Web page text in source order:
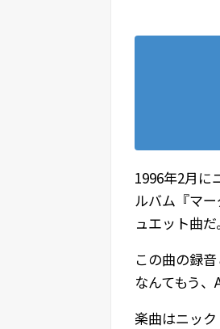
1996年2月に
ルバム『マ
ュエット曲だ。
この曲の録
なんてもう、
楽曲はニッ